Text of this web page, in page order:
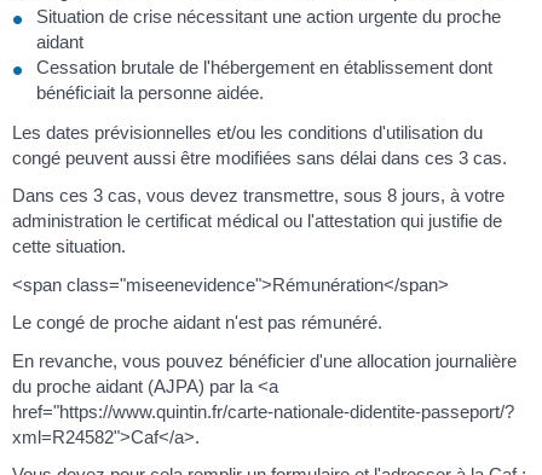
Situation de crise nécessitant une action urgente du proche
aidant
Cessation brutale de l'hébergement en établissement dont
bénéficiait la personne aidée.
Les dates prévisionnelles et/ou les conditions d'utilisation du
congé peuvent aussi être modifiées sans délai dans ces 3 cas.
Dans ces 3 cas, vous devez transmettre, sous 8 jours, à votre
administration le certificat médical ou l'attestation qui justifie de
cette situation.
<span class="miseenevidence">Rémunération</span>
Le congé de proche aidant n'est pas rémunéré.
En revanche, vous pouvez bénéficier d'une allocation journalière
du proche aidant (AJPA) par la <a
href="https://www.quintin.fr/carte-nationale-didentite-passeport/?
xml=R24582">Caf</a>.